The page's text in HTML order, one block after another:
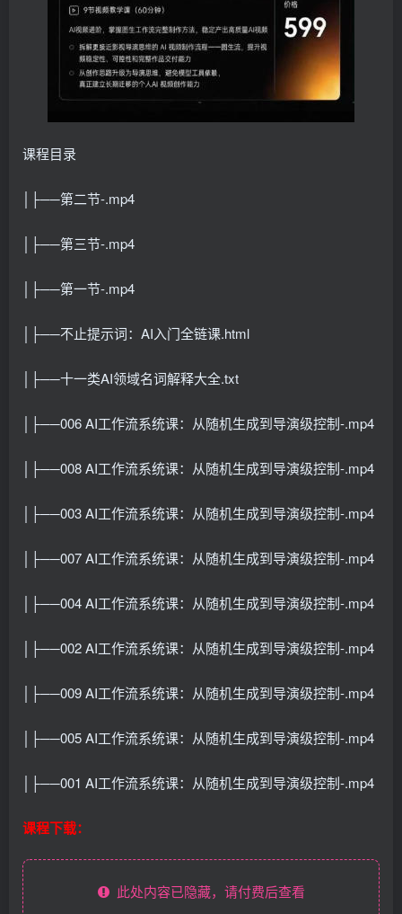
课程目录
│├──第二节-.mp4
│├──第三节-.mp4
│├──第一节-.mp4
│├──不止提示词：AI入门全链课.html
│├──十一类AI领域名词解释大全.txt
│├──006 AI工作流系统课：从随机生成到导演级控制-.mp4
│├──008 AI工作流系统课：从随机生成到导演级控制-.mp4
│├──003 AI工作流系统课：从随机生成到导演级控制-.mp4
│├──007 AI工作流系统课：从随机生成到导演级控制-.mp4
│├──004 AI工作流系统课：从随机生成到导演级控制-.mp4
│├──002 AI工作流系统课：从随机生成到导演级控制-.mp4
│├──009 AI工作流系统课：从随机生成到导演级控制-.mp4
│├──005 AI工作流系统课：从随机生成到导演级控制-.mp4
│├──001 AI工作流系统课：从随机生成到导演级控制-.mp4
课程下载：
此处内容已隐藏，请付费后查看